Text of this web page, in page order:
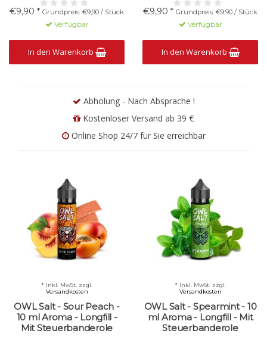
€9,90 * Grundpreis: €9,90 / Stück
Verfügbar
In den Warenkorb
€9,90 * Grundpreis: €9,90 / Stück
Verfügbar
In den Warenkorb
Abholung - Nach Absprache !
Kostenloser Versand ab 39 €
Online Shop 24/7 für Sie erreichbar
OWL Salt - Sour Peach -
10 ml Aroma - Longfill -
Mit Steuerbanderole
* Inkl. MwSt. zzgl.
Versandkosten
OWL Salt - Spearmint - 10
ml Aroma - Longfill - Mit
Steuerbanderole
* Inkl. MwSt. zzgl.
Versandkosten